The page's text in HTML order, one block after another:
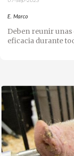
E. Marco
Deben reunir
eficacia durante